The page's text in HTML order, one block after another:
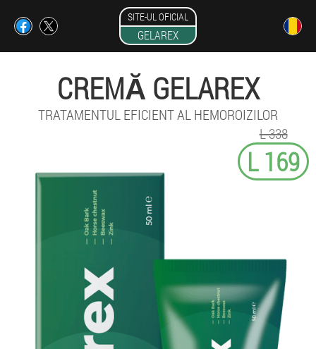
SITE-UL OFICIAL
GELAREX
CREMĂ GELAREX
TRATAMENTUL EFICIENT AL HEMOROIZILOR
L 338
L 169